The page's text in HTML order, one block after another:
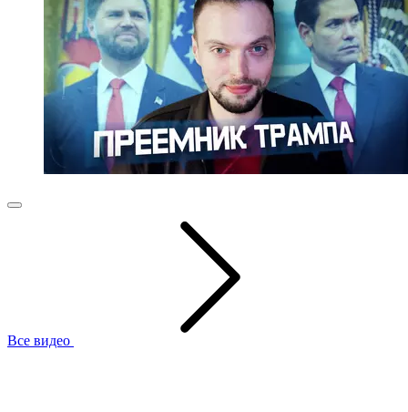
Все видео